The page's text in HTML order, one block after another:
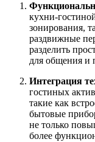
кухни-
зонирования,
раздвижные
разделить
для общения и
Интеграция
гостиных
такие как
бытовые
не только
более